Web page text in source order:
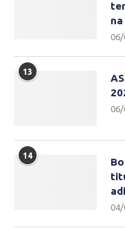
13
14